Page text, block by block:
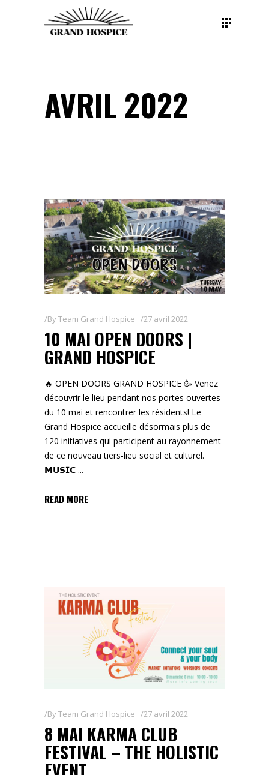
AVRIL 2022
ByTeam Grand Hospice 27 avril 2022
10 MAI OPEN DOORS |
GRAND HOSPICE
🔥 OPEN DOORS GRAND HOSPICE 🥳 Venez
découvrir le lieu pendant nos portes ouvertes
du 10 mai et rencontrer les résidents! Le
Grand Hospice accueille désormais plus de
120 initiatives qui participent au rayonnement
de ce nouveau tiers-lieu social et culturel.
𝗠𝗨𝗦𝗜𝗖
READ MORE
ByTeam Grand Hospice 27 avril 2022
8 MAI KARMA CLUB
FESTIVAL – THE HOLISTIC
EVENT